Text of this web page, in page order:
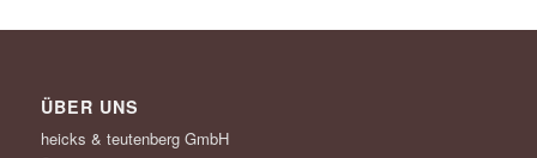
ÜBER UNS
heicks & teutenberg GmbH